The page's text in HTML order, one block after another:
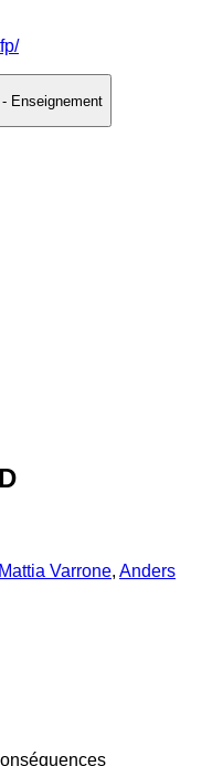
Enseignement
Mattia Varrone, Anders